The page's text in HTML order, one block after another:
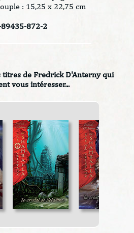
: 15,25 x 22,75 cm
89435-872-2
titres de Fredrick D'Anterny qui
vous intéresser...